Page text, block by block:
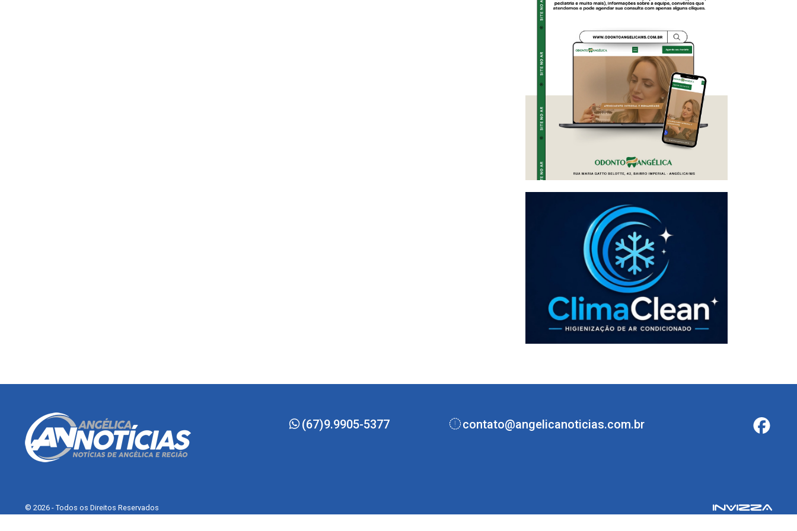
(67)9.9905-5377 contato@angelicanoticias.com.br
© 2026 - Todos os Direitos Reservados